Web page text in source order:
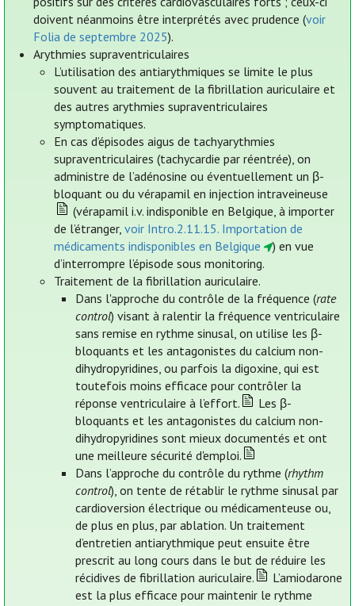
doivent néanmoins être interprétés avec prudence (voir
Folia de septembre 2025).
Arythmies supraventriculaires
L’utilisation des antiarythmiques se limite le plus
souvent au traitement de la fibrillation auriculaire et
des autres arythmies supraventriculaires
symptomatiques.
En cas d’épisodes aigus de tachyarythmies
supraventriculaires (tachycardie par réentrée), on
administre de l’adénosine ou éventuellement un β-
bloquant ou du vérapamil en injection intraveineuse
(vérapamil i.v. indisponible en Belgique, à importer
de l’étranger,voir Intro.2.11.15. Importation de
médicaments indisponibles en Belgique
) en vue
d’interrompre l’épisode sous monitoring.
Traitement de la fibrillation auriculaire.
Dans l'approche du contrôle de la fréquence (rate
control) visant à ralentir la fréquence ventriculaire
sans remise en rythme sinusal, on utilise les β-
bloquants et les antagonistes du calcium non-
dihydropyridines, ou parfois la digoxine, qui est
toutefois moins efficace pour contrôler la
réponse ventriculaire à l’effort.
Les β-
bloquants et les antagonistes du calcium non-
dihydropyridines sont mieux documentés et ont
une meilleure sécurité d'emploi.
Dans l’approche du contrôle du rythme (rhythm
control), on tente de rétablir le rythme sinusal par
cardioversion électrique ou médicamenteuse ou,
de plus en plus, par ablation. Un traitement
d’entretien antiarythmique peut ensuite être
prescrit au long cours dans le but de réduire les
récidives de fibrillation auriculaire.
L’amiodarone
est la plus efficace pour maintenir le rythme